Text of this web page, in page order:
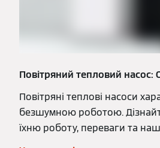
Повітряний тепловий насос:
Повітряні теплові насоси
безшумною роботою.
їхню роботу, переваги та